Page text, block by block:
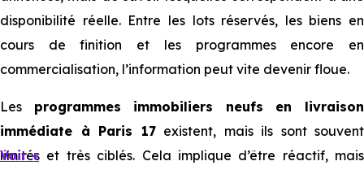
disponibilité réelle. Entre les lots réservés, les biens en
cours de finition et les programmes encore en
commercialisation, l’information peut vite devenir floue.
Les programmes immobiliers neufs en livraison
immédiate à Paris 17existent, mais ils sont souvent
limités et très ciblés. Cela implique d’être réactif, mais
Voir +